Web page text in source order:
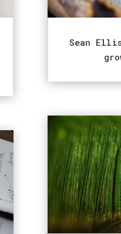
Sean